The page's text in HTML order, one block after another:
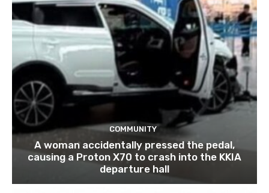
COMMUNITY
A woman accidentally pressed the pedal,
causing a Proton X70 to crash into the KKIA
departure hall